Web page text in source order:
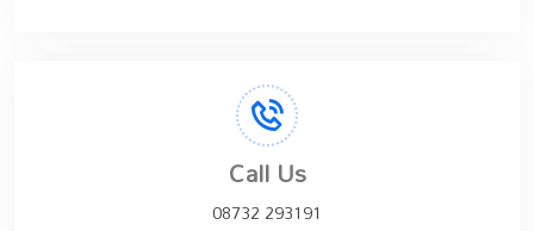
Call Us
08732 293191